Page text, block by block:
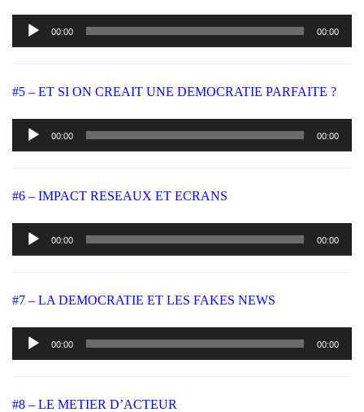
Lecteur
audio
00:00 00:00
#5 – ET SI ON CREAIT UNE DEMOCRATIE PARFAITE ?
Lecteur
audio
00:00 00:00
#6 – IMPACT RESEAUX ET ECRANS
Lecteur
audio
00:00 00:00
#7 – LA DEMOCRATIE ET LES FAKES NEWS
Lecteur
audio
00:00 00:00
#8 – LE METIER D’ACTEUR